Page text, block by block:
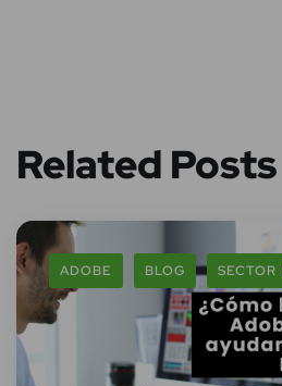
Related Posts
ADOBE BLOG SECTOR